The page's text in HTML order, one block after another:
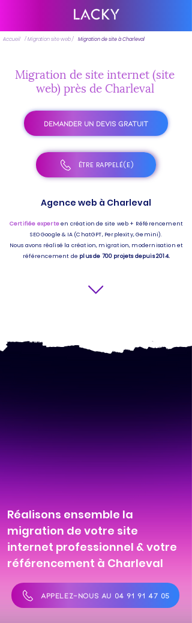
Accueil / Migration site web / Migration de site à Charleval
Migration de site internet (site
web) près de Charleval
DEMANDER UN DEVIS GRATUIT
ÊTRE RAPPELÉ(E)
Agence web à Charleval
Certifiée experteen création de site web + Référencement
SEO Google & IA (ChatGPT, Perplexity, Gemini).
Nous avons réalisé la création, migration, modernisation et
référencement de plus de 700 projets depuis 2014.
Réalisons ensemble la
migration de votre site
internet professionnel & votre
référencement à Charleval
APPELEZ-NOUS AU 04 91 91 47 05